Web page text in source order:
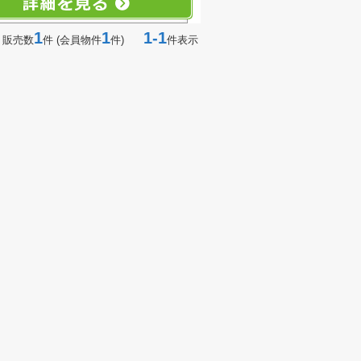
売数1件 (会員物件1件) 1-1件表示